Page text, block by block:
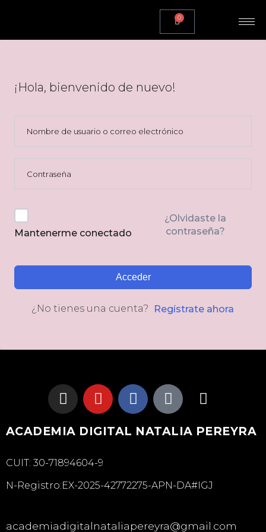
0
¡Hola, bienvenido de nuevo!
Mantenerme conectado
¿Olvidaste la
contraseña?
Acceder
¿No tienes una cuenta? Regístrate ahora
ACADEMIA DIGITAL NATALIA PEREYRA
CUIT: 30-71894604-9
N-Registro:EX-2025-42772275-APN-DA#IGJ
academiadigitalnataliapereyra@gmail.com